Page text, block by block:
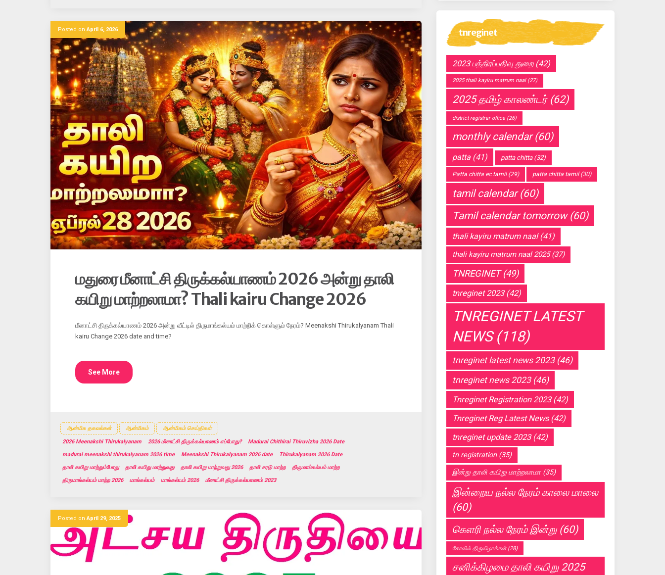
Posted onApril 6, 2026
மதுரை மீனாட்சி திருக்கல்யாணம் 2026 அன்று தாலி
கயிறு மாற்றலாமா? Thali kairu Change 2026
மீனாட்சி திருக்கல்யாணம் 2026 அன்று வீட்டில் திருமாங்கல்யம் மாற்றிக் கொள்ளும் நேரம்? Meenakshi Thirukalyanam Thali
kairu Change 2026 date and time?
See More
ஆன்மிக தகவல்கள் ஆன்மிகம் ஆன்மிகம் செய்திகள்
2026 Meenakshi Thirukalyanam 2026 மீனாட்சி திருக்கல்யாணம் எப்போது?
Madurai Chithirai Thiruvizha 2026 Date
madurai meenakshi thirukalyanam 2026 time
Meenakshi Thirukalyanam 2026 date
Thirukalyanam 2026 Date
தாலி கயிறு மாற்றும்போது
தாலி கயிறு மாற்றுவது தாலி கயிறு மாற்றுவது 2026 தாலி சரடு மாற்ற
திருமாங்கல்யம் மாற்ற
திருமாங்கல்யம் மாற்ற 2026
மாங்கல்யம் மாங்கல்யம் 2026 மீனாட்சி திருக்கல்யாணம் 2023
Posted onApril 29, 2025
tnreginet
2023 பத்திரப்பதிவு துறை(42)
2025 thali kayiru matrum naal(27)
2025 தமிழ் காலண்டர்(62)
district registrar office (26)
monthly calendar(60)
patta (41) patta chitta(32)
Patta chitta ec tamil(29) patta chitta tamil(30)
tamil calendar(60)
Tamil calendar tomorrow(60)
thali kayiru matrum naal(41)
thali kayiru matrum naal 2025(37)
TNREGINET(49)
tnreginet 2023(42)
TNREGINET LATEST
NEWS(118)
tnreginet latest news 2023(46)
tnreginet news 2023(46)
Tnreginet Registration 2023(42)
Tnreginet Reg Latest News(42)
tnreginet update 2023(42)
tn registration(35)
இன்று தாலி கயிறு மாற்றலாமா(35)
இன்றைய நல்ல நேரம் காலை மாலை
(60)
கெளரி நல்ல நேரம் இன்று(60)
கோவில் திருவிழாக்கள்(28)
சனிக்கிழமை தாலி கயிறு 2025